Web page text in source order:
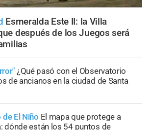
Esmeralda Este II: la Villa
después de los Juegos será
¿Qué pasó con el Observatorio
de ancianos en la ciudad de Santa
El Niño El mapa que protege a
dónde están los 54 puntos de